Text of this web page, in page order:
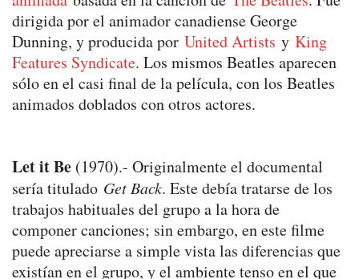
dirigida por el animador canadiense George
Dunning, y producida por United Artists y King
Features Syndicate. Los mismos Beatles aparecen
sólo en el casi final de la película, con los Beatles
animados doblados con otros actores.
Let it Be (1970).- Originalmente el documental
sería titulado Get Back. Este debía tratarse de los
trabajos habituales del grupo a la hora de
componer canciones; sin embargo, en este filme
puede apreciarse a simple vista las diferencias que
existían en el grupo, y el ambiente tenso en el que